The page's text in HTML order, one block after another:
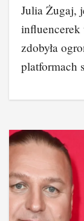
Julia Żugaj,
influencerek
zdobyła
platformach